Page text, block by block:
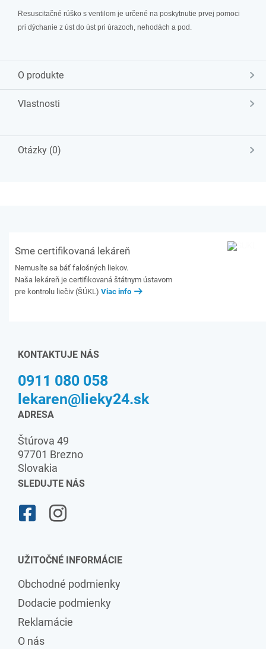
Resuscitačné rúško s ventilom je určené na poskytnutie prvej pomoci
pri dýchanie z úst do úst pri úrazoch, nehodách a pod.
O produkte
Vlastnosti
Otázky (0)
Sme certifikovaná lekáreň
Nemusíte sa báť falošných liekov.
Naša lekáreň je certifikovaná štátnym ústavom
pre kontrolu liečiv (ŠÚKL) Viac info
KONTAKTUJE NÁS
0911 080 058
lekaren@lieky24.sk
ADRESA
Štúrova 49
97701 Brezno
Slovakia
SLEDUJTE NÁS
UŽITOČNÉ INFORMÁCIE
Obchodné podmienky
Dodacie podmienky
Reklamácie
O nás